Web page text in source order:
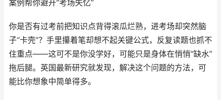
案例帮你避开“考场失忆”
你是否有过考前把知识点背得滚瓜烂熟，进考场却突然脑
子“卡壳”？手里攥着笔却想不起关键公式，反复读题也抓不
住重点——这可不是你没学好，可能只是身体在悄悄“缺水”
拖后腿。英国最新研究就发现，解决这个问题的方法，可
能比你想象中简单得多。